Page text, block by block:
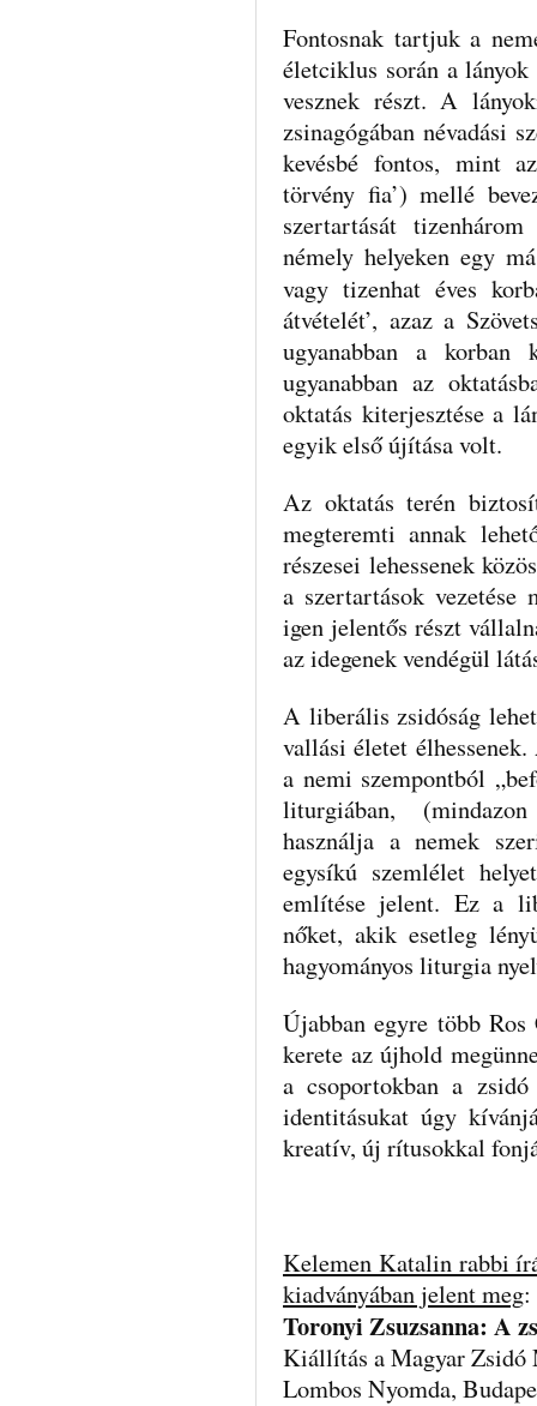
Fontosnak tartjuk a
életciklus során a
vesznek részt. A
zsinagógában névadási
kevésbé fontos, mint
törvény fia’) mellé
szertartását
némely helyeken egy
vagy tizenhat éves
átvételét’, azaz a
ugyanabban a korban
ugyanabban az
oktatás kiterjesztése a
egyik első újítása volt.
Az oktatás terén
megteremti annak
részesei lehessenek
a szertartások
igen jelentős részt
az idegenek vendégül
A liberális zsidóság
vallási életet
a nemi szempontból
liturgiában,
használja a nemek
egysíkú szemlélet
említése jelent. Ez a
nőket, akik esetleg
hagyományos liturgia
Újabban egyre több
kerete az újhold
a csoportokban a
identitásukat úgy
kreatív, új rítusokkal
Kelemen Katalin rabbi
kiadványában jelent meg:
Toronyi Zsuzsanna: A
Kiállítás a Magyar Zsidó
Lombos Nyomda,